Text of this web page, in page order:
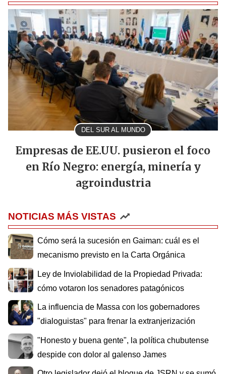
DEL SUR AL MUNDO
Empresas de EE.UU. pusieron el foco
en Río Negro: energía, minería y
agroindustria
NOTICIAS MÁS VISTAS
Cómo será la sucesión en Gaiman: cuál es el
mecanismo previsto en la Carta Orgánica
Ley de Inviolabilidad de la Propiedad Privada:
cómo votaron los senadores patagónicos
La influencia de Massa con los gobernadores
"dialoguistas" para frenar la extranjerización
"Honesto y buena gente", la política chubutense
despide con dolor al galenso James